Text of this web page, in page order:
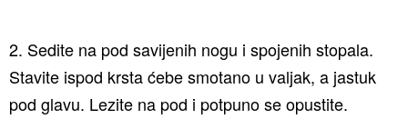
2. Sedite na pod savijenih nogu i spojenih stopala.
Stavite ispod krsta ćebe smotano u valjak, a jastuk
pod glavu. Lezite na pod i potpuno se opustite.